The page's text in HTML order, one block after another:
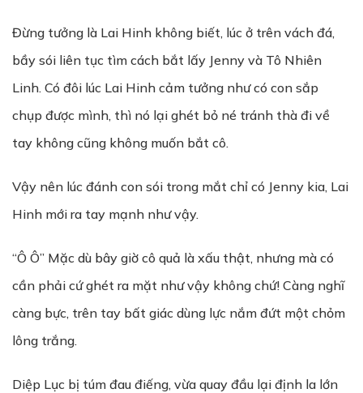
Đừng tưởng là Lai Hinh không biết, lúc ở trên vách đá,
bầy sói liên tục tìm cách bắt lấy Jenny và Tô Nhiên
Linh. Có đôi lúc Lai Hinh cảm tưởng như có con sắp
chụp được mình, thì nó lại ghét bỏ né tránh thà đi về
tay không cũng không muốn bắt cô.
Vậy nên lúc đánh con sói trong mắt chỉ có Jenny kia, Lai
Hinh mới ra tay mạnh như vậy.
“Ô Ô” Mặc dù bây giờ cô quả là xấu thật, nhưng mà có
cần phải cứ ghét ra mặt như vậy không chứ! Càng nghĩ
càng bực, trên tay bất giác dùng lực nắm đứt một chỏm
lông trắng.
Diệp Lục bị túm đau điếng, vừa quay đầu lại định la lớn